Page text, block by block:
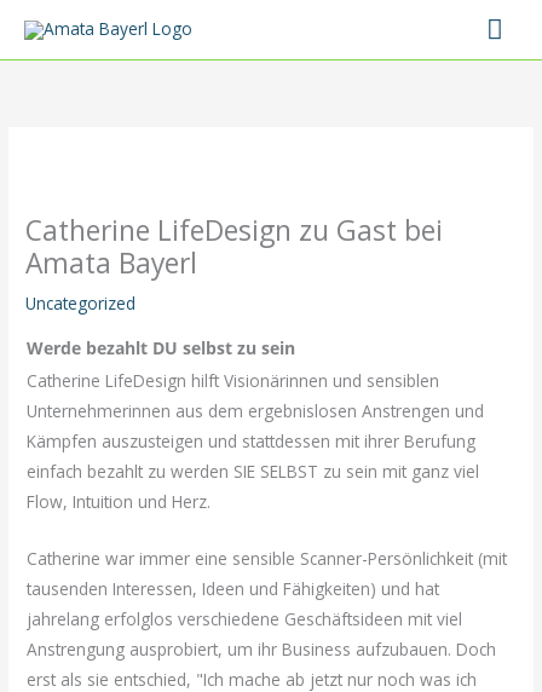
Inhalt
Catherine LifeDesign zu Gast bei
Amata Bayerl
Uncategorized
Werde bezahlt DU selbst zu sein
Catherine LifeDesign hilft Visionärinnen und sensiblen
Unternehmerinnen aus dem ergebnislosen Anstrengen und
Kämpfen auszusteigen und stattdessen mit ihrer Berufung
einfach bezahlt zu werden SIE SELBST zu sein mit ganz viel
Flow, Intuition und Herz.
Catherine war immer eine sensible Scanner-Persönlichkeit (mit
tausenden Interessen, Ideen und Fähigkeiten) und hat
jahrelang erfolglos verschiedene Geschäftsideen mit viel
Anstrengung ausprobiert, um ihr Business aufzubauen. Doch
erst als sie entschied, "Ich mache ab jetzt nur noch was ich